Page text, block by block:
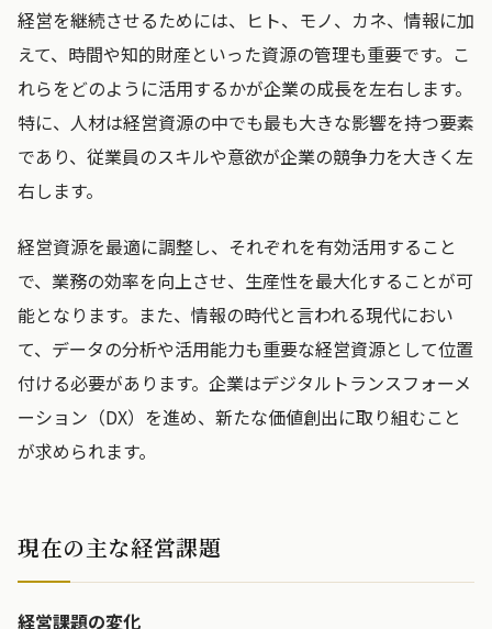
経営を継続させるためには、ヒト、モノ、カネ、情報に加
えて、時間や知的財産といった資源の管理も重要です。こ
れらをどのように活用するかが企業の成長を左右します。
特に、人材は経営資源の中でも最も大きな影響を持つ要素
であり、従業員のスキルや意欲が企業の競争力を大きく左
右します。
経営資源を最適に調整し、それぞれを有効活用すること
で、業務の効率を向上させ、生産性を最大化することが可
能となります。また、情報の時代と言われる現代におい
て、データの分析や活用能力も重要な経営資源として位置
付ける必要があります。企業はデジタルトランスフォーメ
ーション（DX）を進め、新たな価値創出に取り組むこと
が求められます。
現在の主な経営課題
経営課題の変化